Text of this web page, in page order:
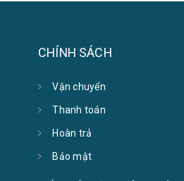
CHÍNH SÁCH
Vận chuyển
Thanh toán
Hoàn trả
Bảo mật